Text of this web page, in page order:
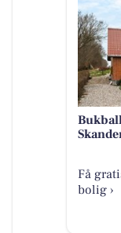
Få
bolig ›